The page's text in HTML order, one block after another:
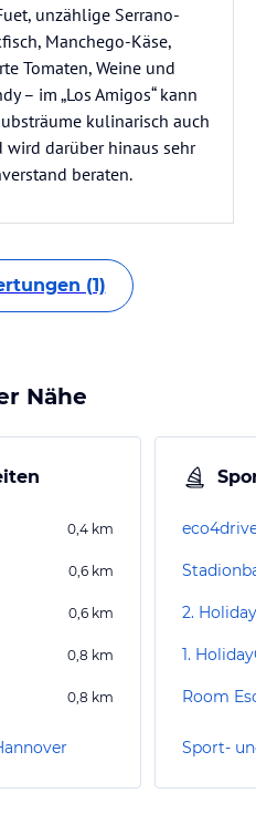
unzählige Serrano-
Manchego-Käse,
Tomaten, Weine und
– im „Los Amigos“ kann
kulinarisch auch
darüber hinaus sehr
beraten.
(1)
Nähe
0,4 km
0,6 km
0,6 km
0,8 km
0,8 km Room